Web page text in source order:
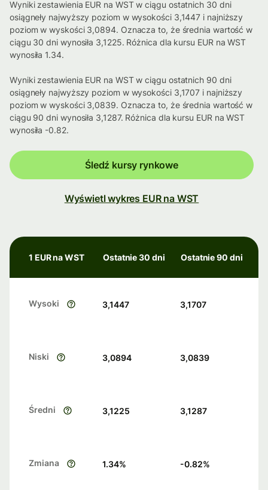
Wyniki zestawienia EUR na WST w ciągu ostatnich 30 dni
osiągneły najwyższy poziom w wysokości 3,1447 i najniższy
poziom w wyskości 3,0894. Oznacza to, że średnia wartość w
ciągu 30 dni wynosiła 3,1225. Różnica dla kursu EUR na WST
wynosiła 1.34.
Wyniki zestawienia EUR na WST w ciągu ostatnich 90 dni
osiągneły najwyższy poziom w wysokości 3,1707 i najniższy
poziom w wyskości 3,0839. Oznacza to, że średnia wartość w
ciągu 90 dni wynosiła 3,1287. Różnica dla kursu EUR na WST
wynosiła -0.82.
Śledź kursy rynkowe
Wyświetl wykres EUR na WST
1 EUR na WST Ostatnie 30 dni Ostatnie 90 dni
Wysoki 3,1447 3,1707
Niski 3,0894 3,0839
Średni 3,1225 3,1287
Zmiana 1.34% -0.82%